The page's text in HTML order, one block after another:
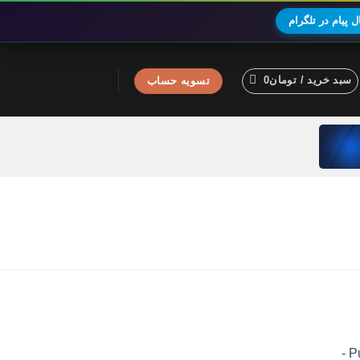
پیام در تلگرام
سبد خرید / تومان0 تسویه حساب
اکانت پرمیوم Puzzmo -